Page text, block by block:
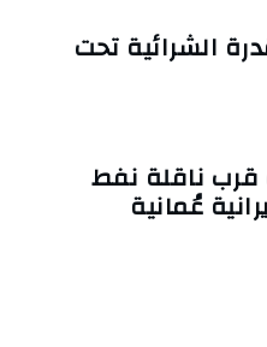
الشرائية تحت
ناقلة نفط
عُمانية